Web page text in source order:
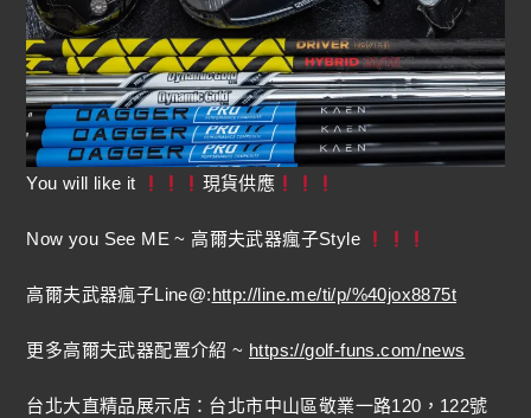
You will like it 現貨供應
Now you See ME ~ 高爾夫武器瘋子Style
高爾夫武器瘋子Line@:http://line.me/ti/p/%40jox8875t
更多高爾夫武器配置介紹 ~ https://golf-funs.com/news
台北大直精品展示店：台北市中山區敬業一路120，122號